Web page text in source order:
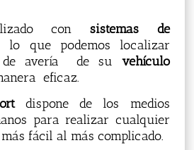
consistemas de
que podemos localizar
de avería de su vehículo
eficaz.
dispone de los medios
para realizar cualquier
fácil al más complicado.